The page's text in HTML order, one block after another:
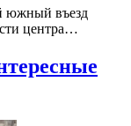
южный въезд
центра…